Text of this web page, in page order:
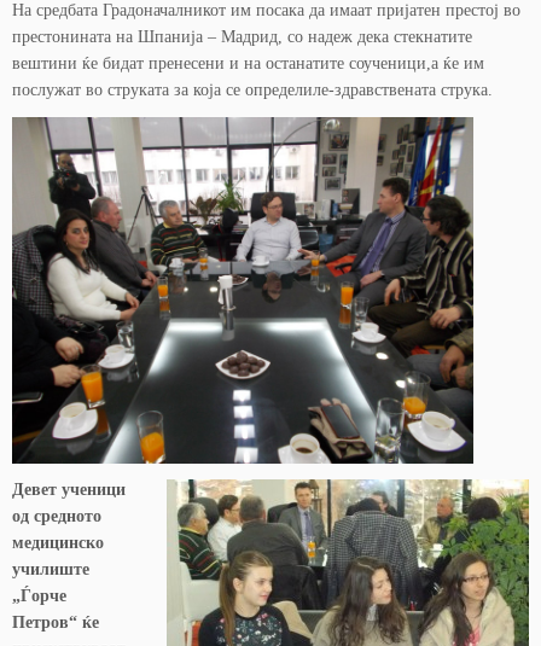
На средбата Градоначалникот им посака да имаат пријатен престој во
престонината на Шпанија – Мадрид, со надеж дека стекнатите
вештини ќе бидат пренесени и на останатите соученици,а ќе им
послужат во струката за која се определиле-здравствената струка.
Девет ученици
од средното
медицинско
училиште
„Ѓорче
Петров“ ќе